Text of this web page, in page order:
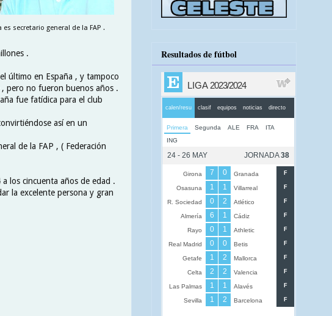
secretario general de la FAP .
.
último en España , y tampoco
pero no fueron buenos años .
fue fatídica para el club
así en un
de la FAP , ( Federación
los cincuenta años de edad .
la excelente persona y gran
Resultados de fútbol